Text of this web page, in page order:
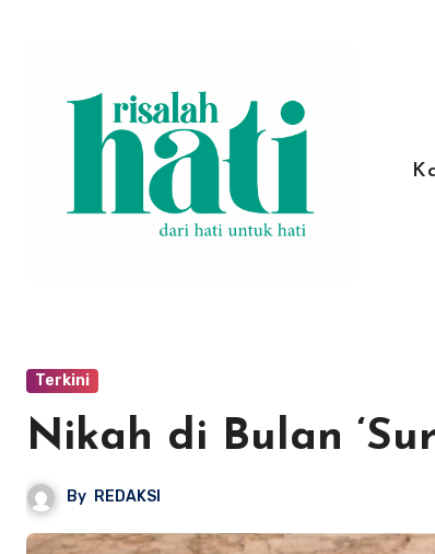
Terkini
Nikah di Bulan
By REDAKSI